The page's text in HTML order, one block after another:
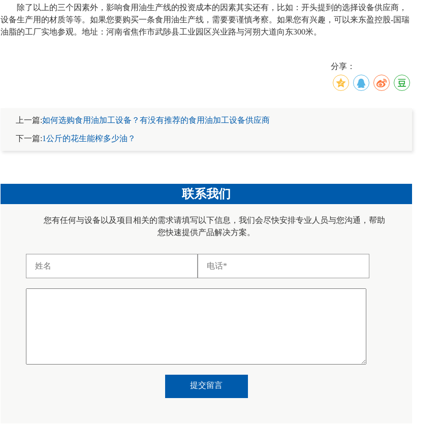
除了以上的三个因素外，影响食用油生产线的投资成本的因素其实还有，比如：开头提到的选择设备供应商，
设备生产用的材质等等。如果您要购买一条食用油生产线，需要要谨慎考察。如果您有兴趣，可以来东盈控股-国瑞
油脂的工厂实地参观。地址：河南省焦作市武陟县工业园区兴业路与河朔大道向东300米。
分享：
上一篇:如何选购食用油加工设备？有没有推荐的食用油加工设备供应商
下一篇:1公斤的花生能榨多少油？
联系我们
您有任何与设备以及项目相关的需求请填写以下信息，我们会尽快安排专业人员与您沟通，帮助
您快速提供产品解决方案。
提交留言